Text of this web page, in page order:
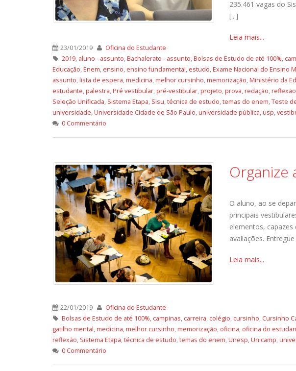
235.461 vagas do
[...]
Leia mais...
23/01/2019
Oficina do Estudante
2019, aluno - assunto,Bachalerato - assunto,Bolsas de Estudo de até 100%,
Educação,Enem, ensino, ensino fundamental, estudo,Exame Nacional do Ensino
assunto,lista de espera,medicina,melhor cursinho,memorização,Ministério da
estudante,palestra,Pré vestibular,pré-vestibular,projeto,prova,redação,reflexão
Seleção Unificada, Sistema Etapa, Sisu,técnica de estudo,temas do enem,Teste
universidade,Universidade Cidade de São Paulo,universidade pública,usp,
0 Commentário
Organize
O aluno, ao se
principais
elementos,
avaliações.
Leia mais...
22/01/2019
Oficina do Estudante
Bolsas de Estudo de até 100%, campinas, carreira, colégio, cursinho, Cursinho
gatilho mental,medicina,melhor cursinho,memorização, oficina, oficina do
reflexão, Sistema Etapa,técnica de estudo,temas do enem,Unesp,Unicamp,
0 Commentário